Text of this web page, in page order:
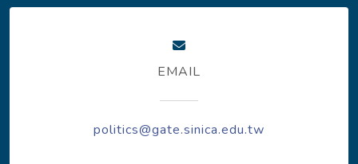
EMAIL
politics@gate.sinica.edu.tw